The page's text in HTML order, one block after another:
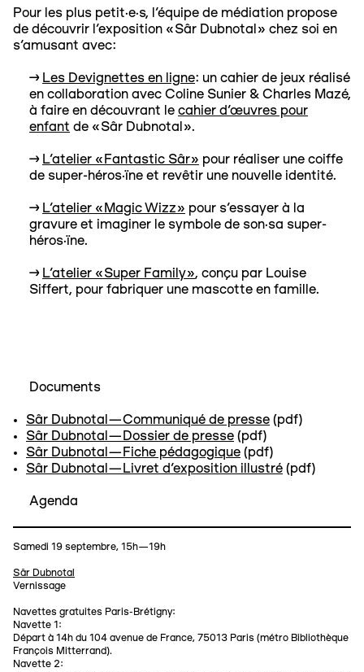
Pour les plus petit·e·s, l’équipe de médiation propose
de découvrir l’exposition «Sâr Dubnotal» chez soi en
s’amusant avec:
→ Les Devignettes en ligne: un cahier de jeux réalisé
en collaboration avec Coline Sunier & Charles Mazé,
à faire en découvrant le cahier d'œuvres pour
enfant de «Sâr Dubnotal».
→ L’atelier «Fantastic Sâr» pour réaliser une coiffe
de super-héros·ïne et revêtir une nouvelle identité.
→ L’atelier «Magic Wizz» pour s’essayer à la
gravure et imaginer le symbole de son·sa super-
héros·ïne.
→ L'atelier «Super Family», conçu par Louise
Siffert, pour fabriquer une mascotte en famille.
Documents
Sâr Dubnotal—Communiqué de presse (pdf)
Sâr Dubnotal—Dossier de presse (pdf)
Sâr Dubnotal—Fiche pédagogique (pdf)
Sâr Dubnotal—Livret d'exposition illustré (pdf)
Agenda
Samedi 19 septembre, 15h—19h
Sâr Dubnotal
Vernissage
Navettes gratuites Paris-Brétigny:
Navette 1:
Départ à 14h du 104 avenue de France, 75013 Paris (métro Bibliothèque
François Mitterrand).
Navette 2: